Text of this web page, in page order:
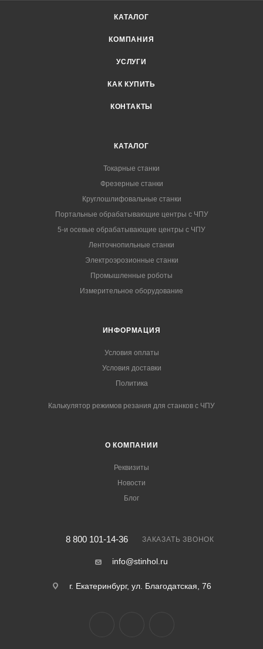
КАТАЛОГ
КОМПАНИЯ
УСЛУГИ
КАК КУПИТЬ
КОНТАКТЫ
КАТАЛОГ
Токарные станки
Фрезерные станки
Круглошлифовальные станки
Портальные обрабатывающие центры с ЧПУ
5-и осевые обрабатывающие центры с ЧПУ
Ленточнопильные станки
Электроэрозионные станки
Промышленные роботы
Измерительное оборудование
ИНФОРМАЦИЯ
Условия оплаты
Условия доставки
Политика
Калькулятор режимов резания для станков с ЧПУ
О КОМПАНИИ
Реквизиты
Новости
Блог
8 800 101-14-36 ЗАКАЗАТЬ ЗВОНОК
info@stinhol.ru
г. Екатеринбург, ул. Благодатская, 76